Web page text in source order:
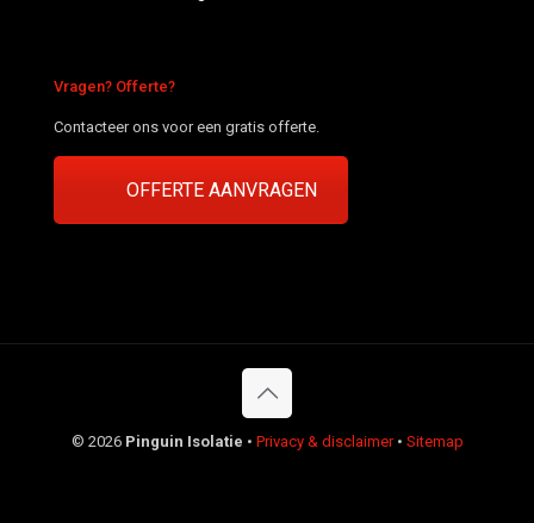
Vragen? Offerte?
Contacteer ons voor een gratis offerte.
OFFERTE AANVRAGEN
© 2026 Pinguin Isolatie • Privacy & disclaimer• Sitemap